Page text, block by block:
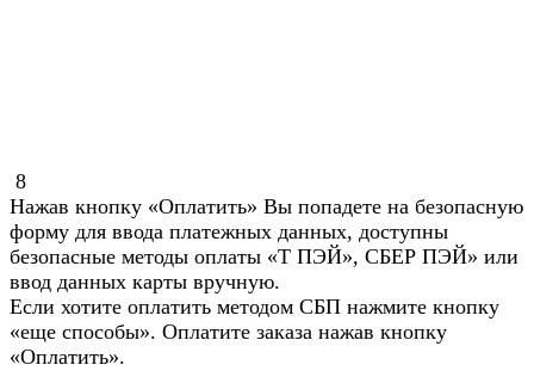
8
Нажав кнопку «Оплатить» Вы попадете на безопасную
форму для ввода платежных данных, доступны
безопасные методы оплаты «Т ПЭЙ», СБЕР ПЭЙ» или
ввод данных карты вручную.
Если хотите оплатить методом СБП нажмите кнопку
«еще способы». Оплатите заказа нажав кнопку
«Оплатить».